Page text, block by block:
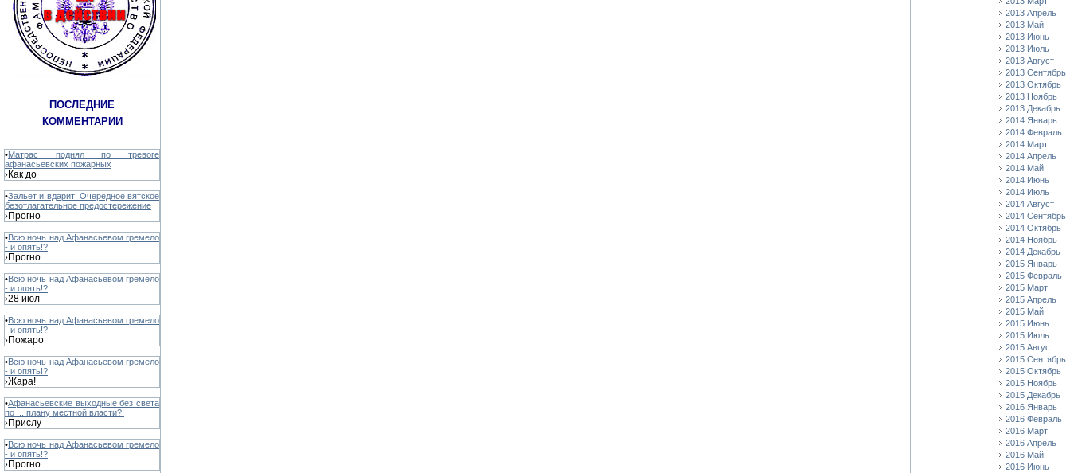
ПОСЛЕДНИЕ
КОММЕНТАРИИ
•Матрас поднял по тревоге
афанасьевских пожарных
›Как до
•Зальет и вдарит! Очередное вятское
безотлагательное предостережение
›Прогно
•Всю ночь над Афанасьевом гремело
- и опять!?
›Прогно
•Всю ночь над Афанасьевом гремело
- и опять!?
›28 июл
•Всю ночь над Афанасьевом гремело
- и опять!?
›Пожаро
•Всю ночь над Афанасьевом гремело
- и опять!?
›Жара!
•Афанасьевские выходные без света
по ... плану местной власти?!
›Прислу
•Всю ночь над Афанасьевом гремело
- и опять!?
›Прогно
2013 Апрель
2013 Май
2013 Июнь
2013 Июль
2013 Август
2013 Сентябрь
2013 Октябрь
2013 Ноябрь
2013 Декабрь
2014 Январь
2014 Февраль
2014 Март
2014 Апрель
2014 Май
2014 Июнь
2014 Июль
2014 Август
2014 Сентябрь
2014 Октябрь
2014 Ноябрь
2014 Декабрь
2015 Январь
2015 Февраль
2015 Март
2015 Апрель
2015 Май
2015 Июнь
2015 Июль
2015 Август
2015 Сентябрь
2015 Октябрь
2015 Ноябрь
2015 Декабрь
2016 Январь
2016 Февраль
2016 Март
2016 Апрель
2016 Май
2016 Июнь